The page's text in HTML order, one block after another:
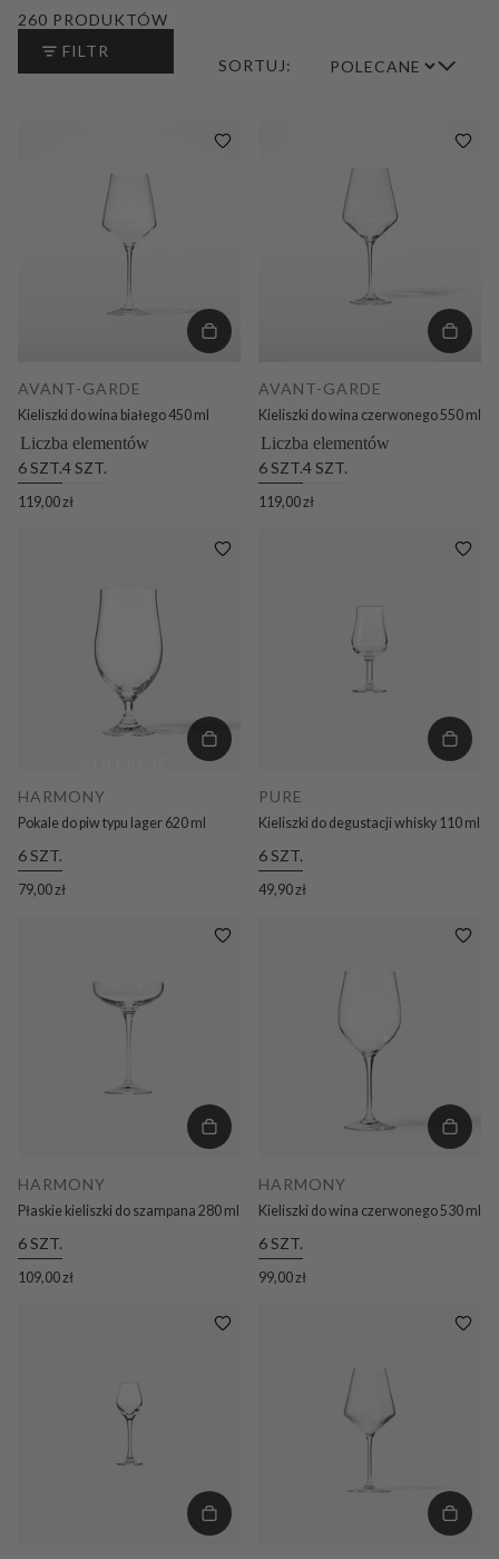
260 PRODUKTÓW
FILTR
SORTUJ:
AVANT-GARDE
Kieliszki do wina białego 450 ml
Liczba elementów
6 SZT.4 SZT.
119,00 zł
AVANT-GARDE
Kieliszki do wina czerwonego 550 ml
Liczba elementów
6 SZT.4 SZT.
119,00 zł
HARMONY
Pokale do piw typu lager 620 ml
6 SZT.
79,00 zł
PURE
Kieliszki do degustacji whisky 110 ml
6 SZT.
49,90 zł
HARMONY
Płaskie kieliszki do szampana 280 ml
6 SZT.
109,00 zł
HARMONY
Kieliszki do wina czerwonego 530 ml
6 SZT.
99,00 zł